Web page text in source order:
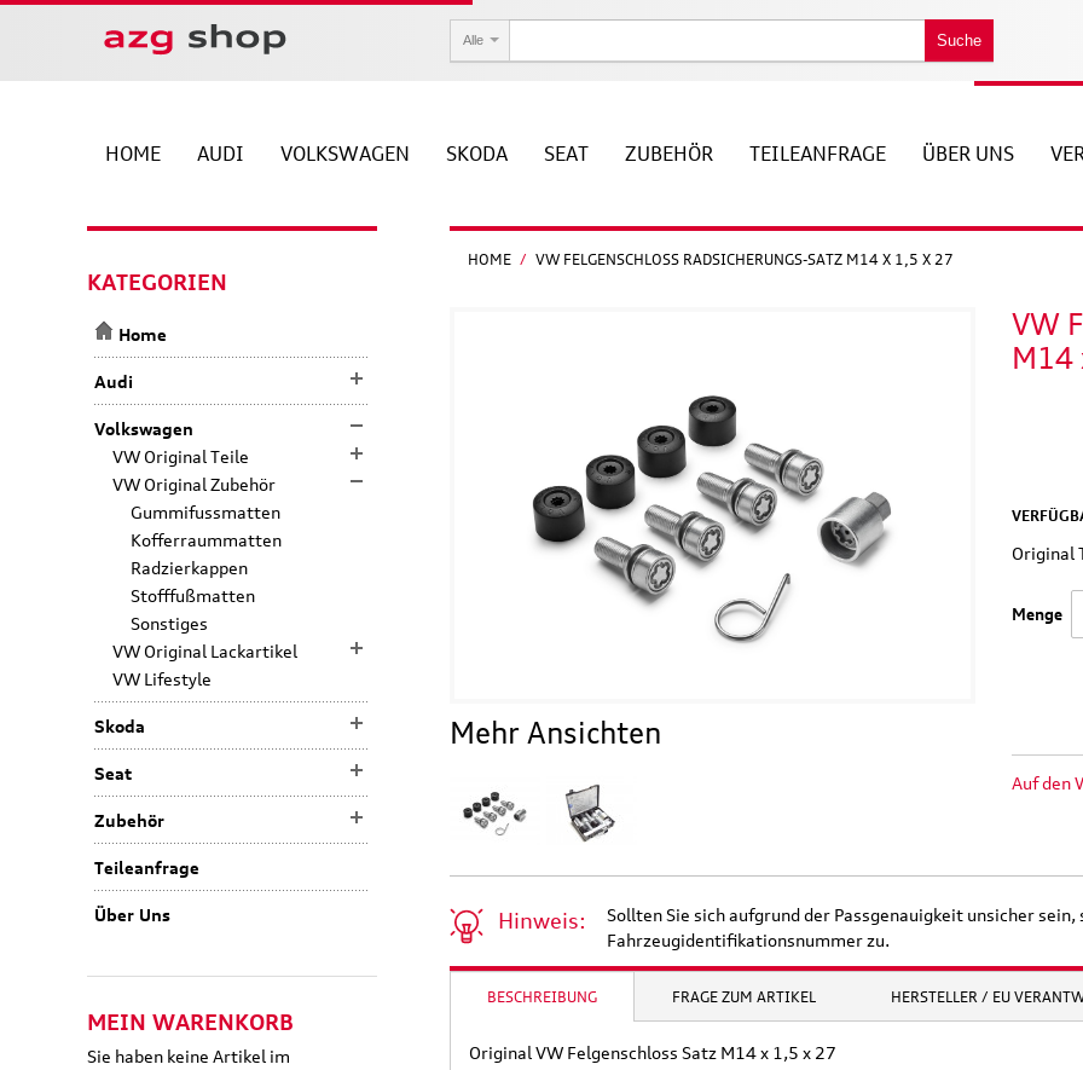
Alle Suche
HOME AUDI VOLKSWAGEN SKODA SEAT ZUBEHÖR TEILEANFRAGE ÜBER UNS
HOME / VW FELGENSCHLOSS RADSICHERUNGS-SATZ M14 X 1,5 X 27
Mehr Ansichten
VW
M14
Original
Menge
Auf den
Hinweis:
Sollten Sie sich aufgrund der Passgenauigkeit unsicher
Fahrzeugidentifikationsnummer zu.
BESCHREIBUNG FRAGE ZUM ARTIKEL HERSTELLER / EU
Original VW Felgenschloss Satz M14 x 1,5 x 27
KATEGORIEN
Home
Audi
Volkswagen
VW Original Teile
VW Original Zubehör
Gummifussmatten
Kofferraummatten
Radzierkappen
Stofffußmatten
Sonstiges
VW Original Lackartikel
VW Lifestyle
Skoda
Seat
Zubehör
Teileanfrage
Über Uns
MEIN WARENKORB
Sie haben keine Artikel im